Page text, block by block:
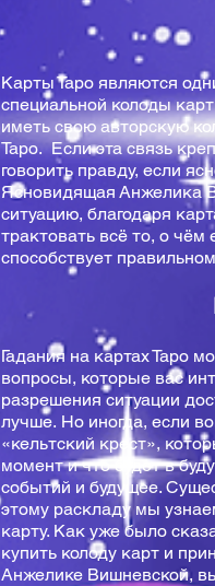
Карты Таро являются
специальной колоды
иметь свою авторскую
Таро. Если эта связь
говорить правду, если
Ясновидящая Анжелика
ситуацию, благодаря
трактовать всё то, о
способствует
Гадания на картах Таро
вопросы, которые вас
разрешения ситуации
лучше. Но иногда, если
«кельтский крест»,
момент и что будет в
событий и будущее.
этому раскладу мы
карту. Как уже было
купить колоду карт и
Анжелике Вишневской,